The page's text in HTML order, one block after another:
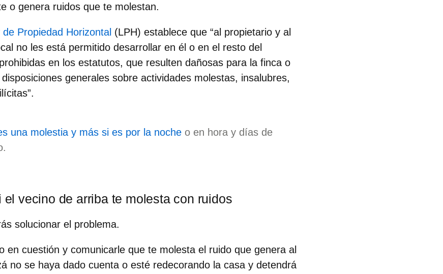
o genera ruidos que te molestan.
Propiedad Horizontal (LPH) establece que “al propietario y al
no les está permitido desarrollar en él o en el resto del
en los estatutos, que resulten dañosas para la finca o
generales sobre actividades molestas, insalubres,
una molestia y más si es por la noche o en hora y días de
el vecino de arriba te molesta con ruidos
solucionar el problema.
en cuestión y comunicarle que te molesta el ruido que genera al
no se haya dado cuenta o esté redecorando la casa y detendrá